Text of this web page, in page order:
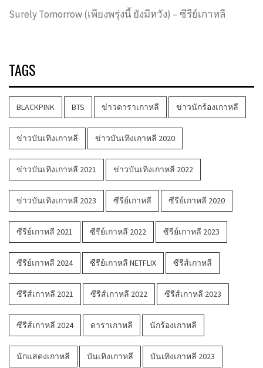
Surely Tomorrow (เพียงพรุ่งนี้ ยังมีหวัง) – ซีรีย์เกาหลี
TAGS
BLACKPINK BTS ข่าวดาราเกาหลี ข่าวนักร้องเกาหลี
ข่าวบันเทิงเกาหลี ข่าวบันเทิงเกาหลี 2020
ข่าวบันเทิงเกาหลี 2021 ข่าวบันเทิงเกาหลี 2022
ข่าวบันเทิงเกาหลี 2023 ซีรีย์เกาหลี ซีรีย์เกาหลี 2020
ซีรีย์เกาหลี 2021 ซีรีย์เกาหลี 2022 ซีรีย์เกาหลี 2023
ซีรีย์เกาหลี 2024 ซีรีย์เกาหลี NETFLIX ซีรีส์เกาหลี
ซีรีส์เกาหลี 2021 ซีรีส์เกาหลี 2022 ซีรีส์เกาหลี 2023
ซีรีส์เกาหลี 2024 ดาราเกาหลี นักร้องเกาหลี
นักแสดงเกาหลี บันเทิงเกาหลี บันเทิงเกาหลี 2023